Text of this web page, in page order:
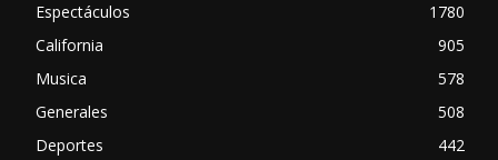
Espectáculos
1780
California
905
Musica
578
Generales
508
Deportes
442